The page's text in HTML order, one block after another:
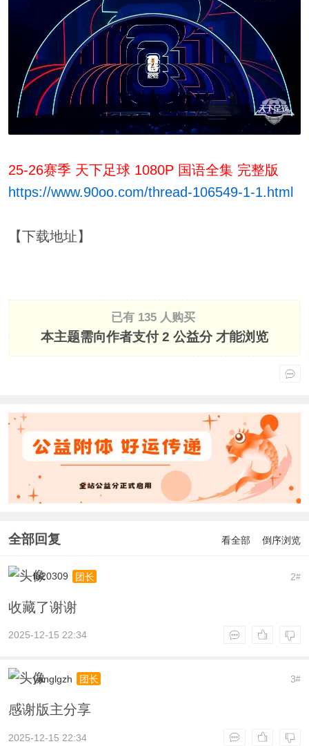
25-26赛季 天下足球 1080P 国语全集 完整版
https://www.90oo.com/thread-106549-1-1.html
【下载地址】
已有 135 人购买
本主题需向作者支付2 公益分才能浏览
全部回复 看全部 倒序浏览
2#
lb20309 团长
收藏了谢谢
2025-12-15 22:34
3#
yanglgzh 团长
感谢版主分享
2025-12-15 22:34